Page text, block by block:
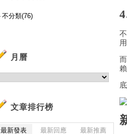
不分類(76)
月曆
文章排行榜
最新發表 最新回應
最新推薦